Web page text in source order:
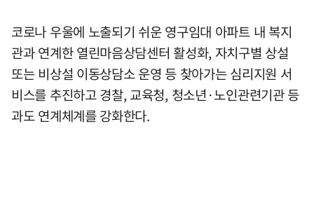
코로나 우울에 노출되기 쉬운 영구임대 아파트 내 복지
관과 연계한 열린마음상담센터 활성화, 자치구별 상설
또는 비상설 이동상담소 운영 등 찾아가는 심리지원 서
비스를 추진하고 경찰, 교육청, 청소년·노인관련기관 등
과도 연계체계를 강화한다.